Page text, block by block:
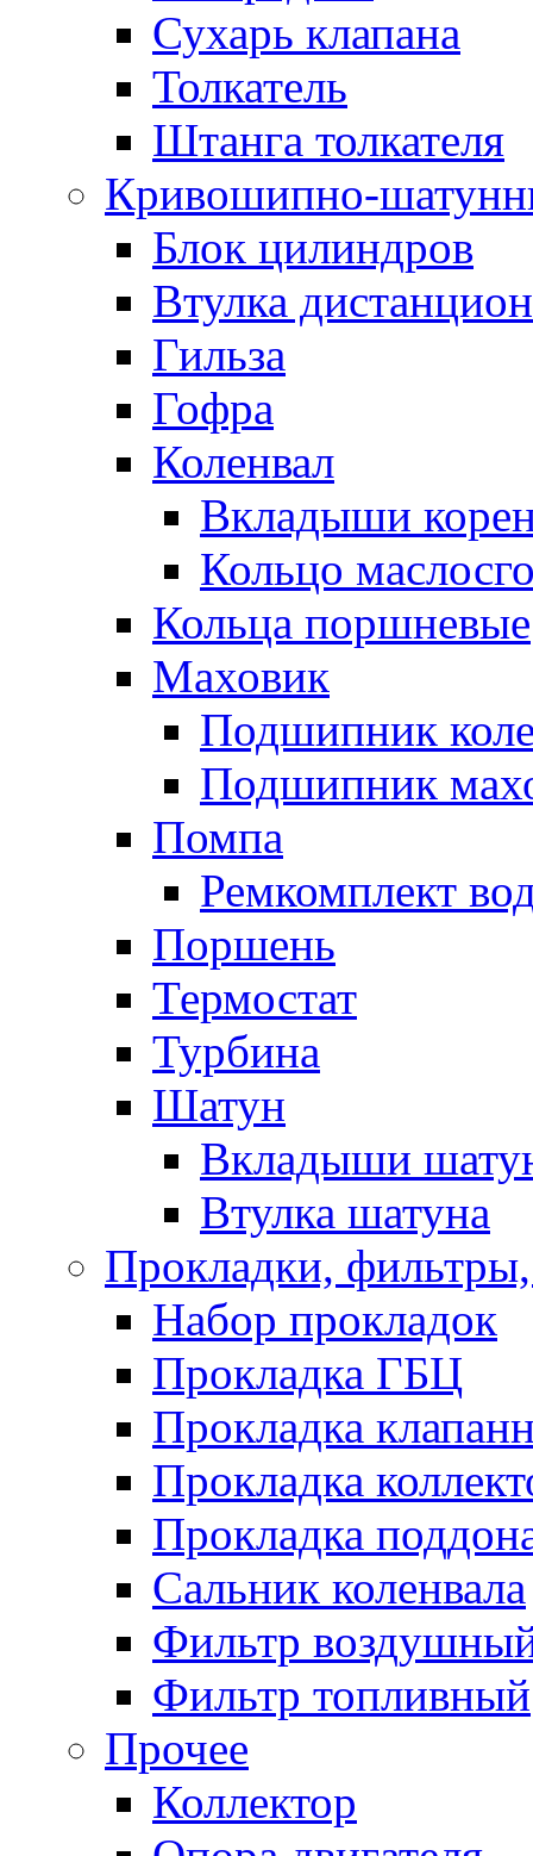
Сухарь клапана
Толкатель
Штанга толкателя
Кривошипно-
Блок цилиндров
Втулка
Гильза
Гофра
Коленвал
Вкладыши
Кольцо
Кольца поршневые
Маховик
Подшипник
Подшипник
Помпа
Ремкомплект
Поршень
Термостат
Турбина
Шатун
Вкладыши
Втулка шатуна
Прокладки,
Набор прокладок
Прокладка ГБЦ
Прокладка
Прокладка
Прокладка
Сальник коленвала
Фильтр
Фильтр топливный
Прочее
Коллектор